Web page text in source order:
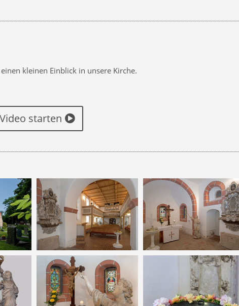
kleinen Einblick in unsere Kirche.
Video starten